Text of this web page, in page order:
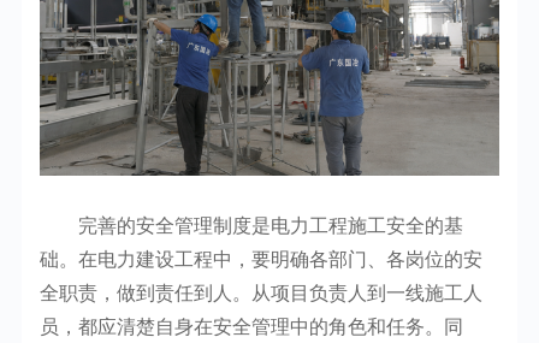
完善的安全管理制度是电力工程施工安全的基
础。在电力建设工程中，要明确各部门、各岗位的安
全职责，做到责任到人。从项目负责人到一线施工人
员，都应清楚自身在安全管理中的角色和任务。同